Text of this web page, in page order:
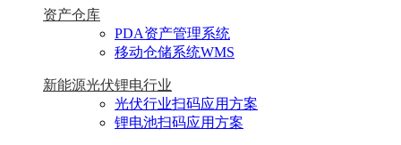
资产仓库
PDA资产管理系统
移动仓储系统WMS
新能源光伏锂电行业
光伏行业扫码应用方案
锂电池扫码应用方案